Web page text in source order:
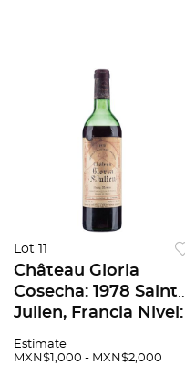
Lot 11
Château Gloria
Cosecha: 1978 Saint-
Julien, Francia Nivel:
superior 92 / 100
Estimate
MXN$1,000 - MXN$2,000